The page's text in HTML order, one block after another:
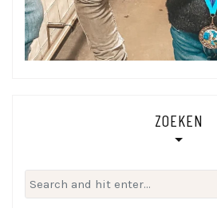
ZOEKEN
Search
for: